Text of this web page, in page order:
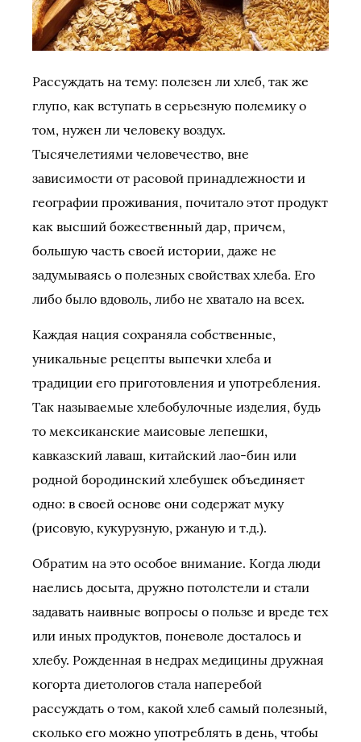
Рассуждать на тему: полезен ли хлеб, так же
глупо, как вступать в серьезную полемику о
том, нужен ли человеку воздух.
Тысячелетиями человечество, вне
зависимости от расовой принадлежности и
географии проживания, почитало этот продукт
как высший божественный дар, причем,
большую часть своей истории, даже не
задумываясь о полезных свойствах хлеба. Его
либо было вдоволь, либо не хватало на всех.
Каждая нация сохраняла собственные,
уникальные рецепты выпечки хлеба и
традиции его приготовления и употребления.
Так называемые хлебобулочные изделия, будь
то мексиканские маисовые лепешки,
кавказский лаваш, китайский лао-бин или
родной бородинский хлебушек объединяет
одно: в своей основе они содержат муку
(рисовую, кукурузную, ржаную и т.д.).
Обратим на это особое внимание. Когда люди
наелись досыта, дружно потолстели и стали
задавать наивные вопросы о пользе и вреде тех
или иных продуктов, поневоле досталось и
хлебу. Рожденная в недрах медицины дружная
когорта диетологов стала наперебой
рассуждать о том, какой хлеб самый полезный,
сколько его можно употреблять в день, чтобы